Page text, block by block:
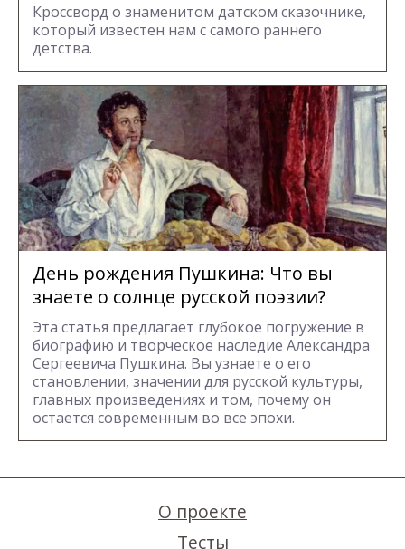
Кроссворд о знаменитом датском сказочнике,
который известен нам с самого раннего
детства.
День рождения Пушкина: Что вы
знаете о солнце русской поэзии?
Эта статья предлагает глубокое погружение в
биографию и творческое наследие Александра
Сергеевича Пушкина. Вы узнаете о его
становлении, значении для русской культуры,
главных произведениях и том, почему он
остается современным во все эпохи.
О проекте
Тесты